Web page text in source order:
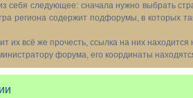
себя следующее: сначала нужно выбрать
региона содержит подфорумы, в которых
их всё же прочесть, ссылка на них
форума, его координаты